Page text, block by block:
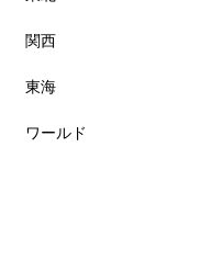
関西
東海
ワールド